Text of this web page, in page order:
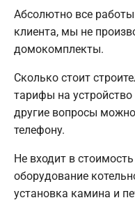
Абсолютно все
клиента, мы не
домокомплекты.
Сколько стоит
тарифы на
другие вопросы
телефону.
Не входит в
оборудование
установка камина и